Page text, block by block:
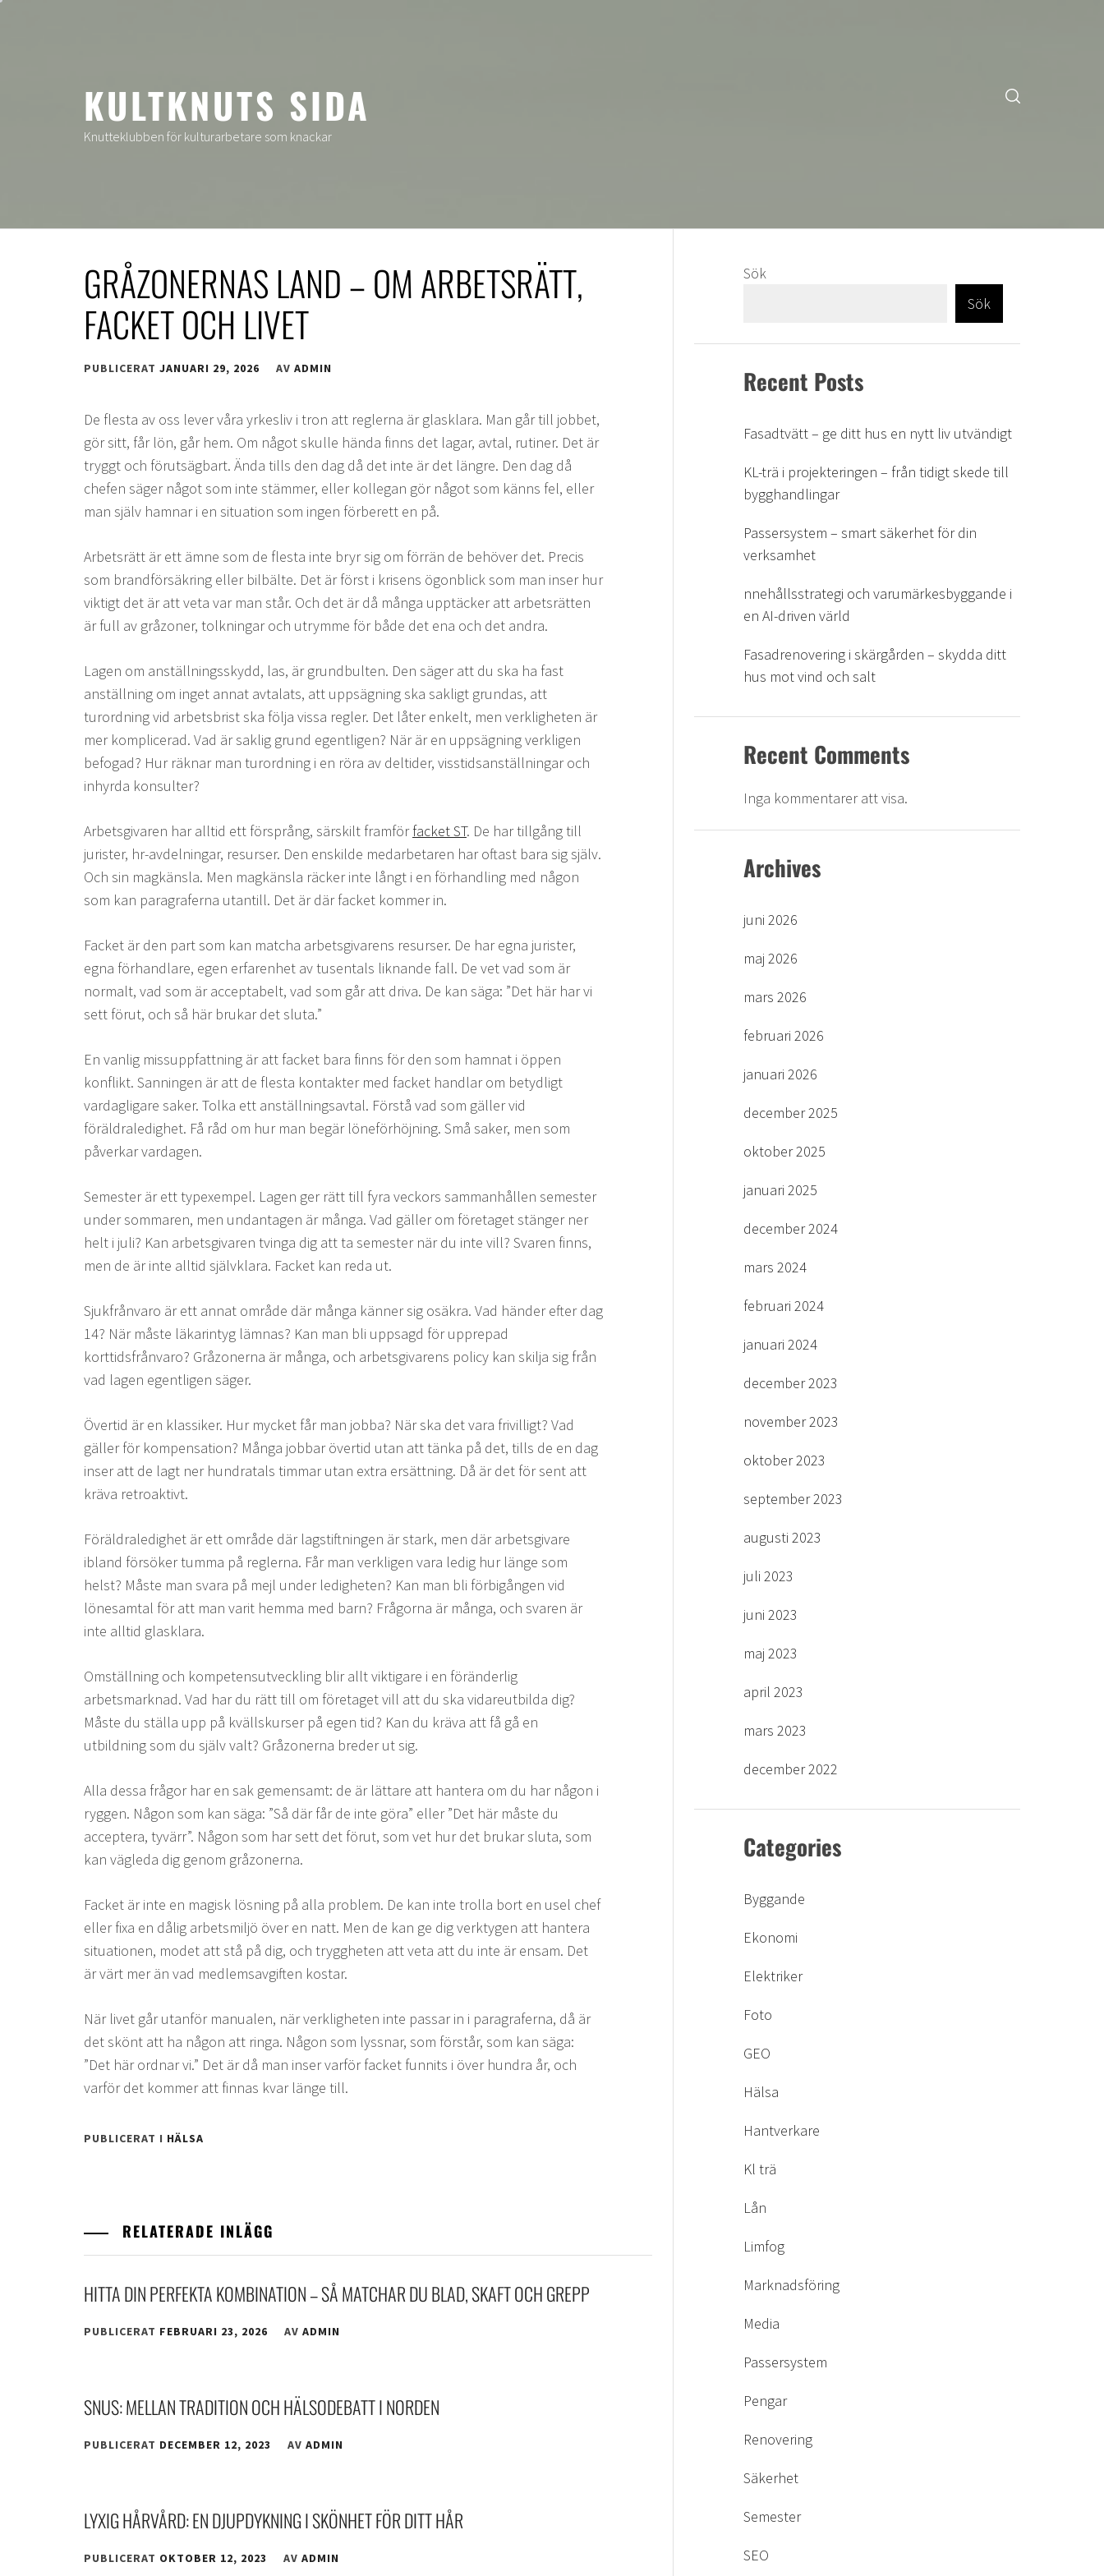
KULTKNUTS SIDA
Knutteklubben för kulturarbetare som knackar
GRÅZONERNAS LAND – OM ARBETSRÄTT,
FACKET OCH LIVET
PUBLICERAT JANUARI 29, 2026 AV ADMIN
De flesta av oss lever våra yrkesliv i tron att reglerna är glasklara. Man går till jobbet,
gör sitt, får lön, går hem. Om något skulle hända finns det lagar, avtal, rutiner. Det är
tryggt och förutsägbart. Ända tills den dag då det inte är det längre. Den dag då
chefen säger något som inte stämmer, eller kollegan gör något som känns fel, eller
man själv hamnar i en situation som ingen förberett en på.
Arbetsrätt är ett ämne som de flesta inte bryr sig om förrän de behöver det. Precis
som brandförsäkring eller bilbälte. Det är först i krisens ögonblick som man inser hur
viktigt det är att veta var man står. Och det är då många upptäcker att arbetsrätten
är full av gråzoner, tolkningar och utrymme för både det ena och det andra.
Lagen om anställningsskydd, las, är grundbulten. Den säger att du ska ha fast
anställning om inget annat avtalats, att uppsägning ska sakligt grundas, att
turordning vid arbetsbrist ska följa vissa regler. Det låter enkelt, men verkligheten är
mer komplicerad. Vad är saklig grund egentligen? När är en uppsägning verkligen
befogad? Hur räknar man turordning i en röra av deltider, visstidsanställningar och
inhyrda konsulter?
Arbetsgivaren har alltid ett försprång, särskilt framförfacket ST. De har tillgång till
jurister, hr-avdelningar, resurser. Den enskilde medarbetaren har oftast bara sig själv.
Och sin magkänsla. Men magkänsla räcker inte långt i en förhandling med någon
som kan paragraferna utantill. Det är där facket kommer in.
Facket är den part som kan matcha arbetsgivarens resurser. De har egna jurister,
egna förhandlare, egen erfarenhet av tusentals liknande fall. De vet vad som är
normalt, vad som är acceptabelt, vad som går att driva. De kan säga: ”Det här har vi
sett förut, och så här brukar det sluta.”
En vanlig missuppfattning är att facket bara finns för den som hamnat i öppen
konflikt. Sanningen är att de flesta kontakter med facket handlar om betydligt
vardagligare saker. Tolka ett anställningsavtal. Förstå vad som gäller vid
föräldraledighet. Få råd om hur man begär löneförhöjning. Små saker, men som
påverkar vardagen.
Semester är ett typexempel. Lagen ger rätt till fyra veckors sammanhållen semester
under sommaren, men undantagen är många. Vad gäller om företaget stänger ner
helt i juli? Kan arbetsgivaren tvinga dig att ta semester när du inte vill? Svaren finns,
men de är inte alltid självklara. Facket kan reda ut.
Sjukfrånvaro är ett annat område där många känner sig osäkra. Vad händer efter dag
14? När måste läkarintyg lämnas? Kan man bli uppsagd för upprepad
korttidsfrånvaro? Gråzonerna är många, och arbetsgivarens policy kan skilja sig från
vad lagen egentligen säger.
Övertid är en klassiker. Hur mycket får man jobba? När ska det vara frivilligt? Vad
gäller för kompensation? Många jobbar övertid utan att tänka på det, tills de en dag
inser att de lagt ner hundratals timmar utan extra ersättning. Då är det för sent att
kräva retroaktivt.
Föräldraledighet är ett område där lagstiftningen är stark, men där arbetsgivare
ibland försöker tumma på reglerna. Får man verkligen vara ledig hur länge som
helst? Måste man svara på mejl under ledigheten? Kan man bli förbigången vid
lönesamtal för att man varit hemma med barn? Frågorna är många, och svaren är
inte alltid glasklara.
Omställning och kompetensutveckling blir allt viktigare i en föränderlig
arbetsmarknad. Vad har du rätt till om företaget vill att du ska vidareutbilda dig?
Måste du ställa upp på kvällskurser på egen tid? Kan du kräva att få gå en
utbildning som du själv valt? Gråzonerna breder ut sig.
Alla dessa frågor har en sak gemensamt: de är lättare att hantera om du har någon i
ryggen. Någon som kan säga: ”Så där får de inte göra” eller ”Det här måste du
acceptera, tyvärr”. Någon som har sett det förut, som vet hur det brukar sluta, som
kan vägleda dig genom gråzonerna.
Facket är inte en magisk lösning på alla problem. De kan inte trolla bort en usel chef
eller fixa en dålig arbetsmiljö över en natt. Men de kan ge dig verktygen att hantera
situationen, modet att stå på dig, och tryggheten att veta att du inte är ensam. Det
är värt mer än vad medlemsavgiften kostar.
När livet går utanför manualen, när verkligheten inte passar in i paragraferna, då är
det skönt att ha någon att ringa. Någon som lyssnar, som förstår, som kan säga:
”Det här ordnar vi.” Det är då man inser varför facket funnits i över hundra år, och
varför det kommer att finnas kvar länge till.
PUBLICERAT I HÄLSA
RELATERADE INLÄGG
HITTA DIN PERFEKTA KOMBINATION – SÅ MATCHAR DU BLAD, SKAFT OCH GREPP
PUBLICERAT FEBRUARI 23, 2026 AV ADMIN
SNUS: MELLAN TRADITION OCH HÄLSODEBATT I NORDEN
PUBLICERAT DECEMBER 12, 2023 AV ADMIN
LYXIG HÅRVÅRD: EN DJUPDYKNING I SKÖNHET FÖR DITT HÅR
PUBLICERAT OKTOBER 12, 2023 AV ADMIN
Sök
Sök
Recent Posts
Fasadtvätt – ge ditt hus en nytt liv utvändigt
KL-trä i projekteringen – från tidigt skede till
bygghandlingar
Passersystem – smart säkerhet för din
verksamhet
nnehållsstrategi och varumärkesbyggande i
en AI-driven värld
Fasadrenovering i skärgården – skydda ditt
hus mot vind och salt
Recent Comments
Inga kommentarer att visa.
Archives
juni 2026
maj 2026
mars 2026
februari 2026
januari 2026
december 2025
oktober 2025
januari 2025
december 2024
mars 2024
februari 2024
januari 2024
december 2023
november 2023
oktober 2023
september 2023
augusti 2023
juli 2023
juni 2023
maj 2023
april 2023
mars 2023
december 2022
Categories
Byggande
Ekonomi
Elektriker
Foto
GEO
Hälsa
Hantverkare
Kl trä
Lån
Limfog
Marknadsföring
Media
Passersystem
Pengar
Renovering
Säkerhet
Semester
SEO